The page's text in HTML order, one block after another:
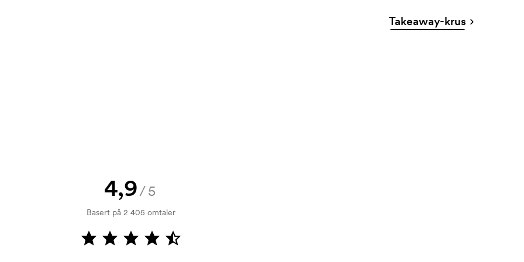
green,
Startkostnaden er en
når du foretar en ny
Takeaway-krus
4,9/5
Basert på 2 405 omtaler